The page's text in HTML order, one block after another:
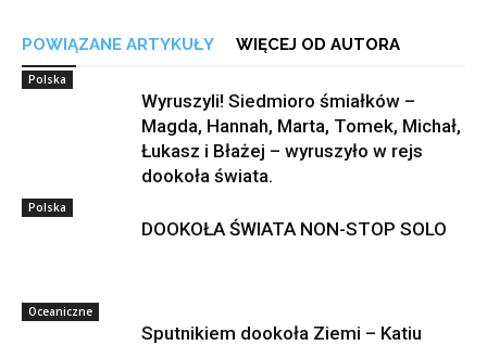
POWIĄZANE ARTYKUŁY WIĘCEJ OD AUTORA
Polska
Wyruszyli! Siedmioro śmiałków –
Magda, Hannah, Marta, Tomek, Michał,
Łukasz i Błażej – wyruszyło w rejs
dookoła świata.
Polska
DOOKOŁA ŚWIATA NON-STOP SOLO
Oceaniczne
Sputnikiem dookoła Ziemi – Katiu